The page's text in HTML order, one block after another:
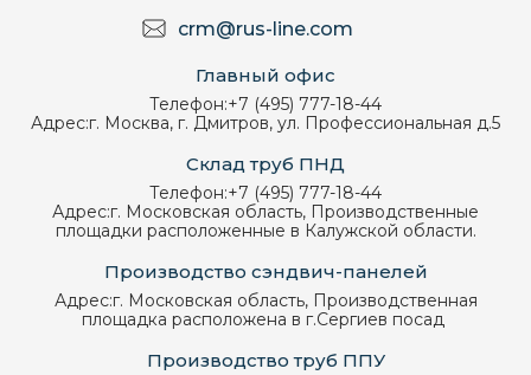
crm@rus-line.com
Главный офис
Телефон:+7 (495) 777-18-44
Адрес:г. Москва, г. Дмитров, ул. Профессиональная д.5
Склад труб ПНД
Телефон:+7 (495) 777-18-44
Адрес:г. Московская область, Производственные
площадки расположенные в Калужской области.
Производство сэндвич-панелей
Адрес:г. Московская область, Производственная
площадка расположена в г.Сергиев посад
Производство труб ППУ